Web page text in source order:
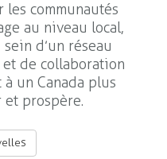
communautés
au niveau local,
d’un réseau
et de collaboration
un Canada plus
prospère.